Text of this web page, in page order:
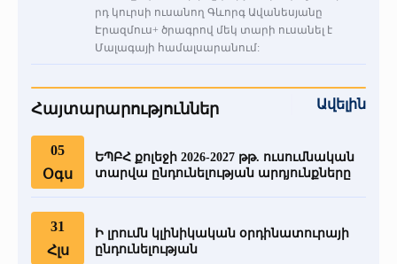
րդ կուրսի ուսանող Գևորգ Ավանեսյանը
Էրազմուս+ ծրագրով մեկ տարի ուսանել է
Մալագայի համալսարանում:
Հայտարարություններ Ավելին
05
Օգս
ԵՊԲՀ քոլեջի 2026-2027 թթ. ուսումնական
տարվա ընդունելության արդյունքները
31
Հլս
Ի լրումն կլինիկական օրդինատուրայի
ընդունելության